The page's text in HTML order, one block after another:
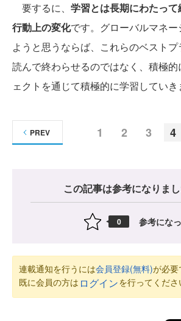
要するに、 学習とは長期にわたっ
行動上の変化です。グローバルマネ
ようと思うならば、これらのベスト
読んで終わらせるのではなく、積極
ェクトを通じて積極的に学習していき
1 2 3 4
PREV
この記事は参考になりま
0 参考にな
連載通知を行うには会員登録(無料)が必要
既に会員の方は ログインを行ってくださ